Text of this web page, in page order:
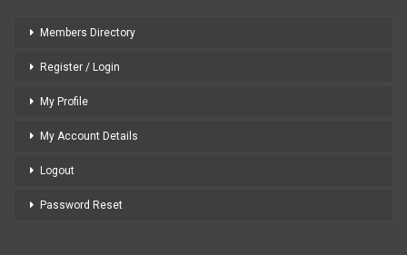
Members Directory
Register / Login
My Profile
My Account Details
Logout
Password Reset